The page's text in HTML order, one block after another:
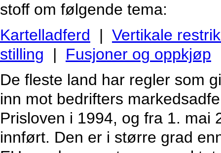
stoff om følgende tema:
Kartelladferd | Vertikale
stilling | Fusjoner og oppkjøp
De fleste land har regler som
inn mot bedrifters
Prisloven i 1994, og fra 1. mai
innført. Den er i større grad